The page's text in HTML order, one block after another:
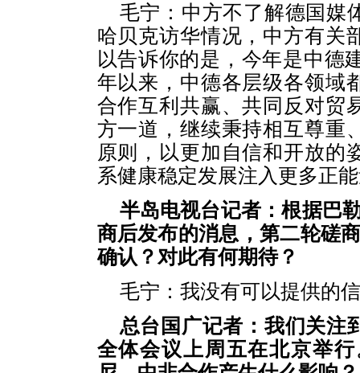
毛宁：中方不了解德国媒
哈贝克访华情况，中方有关
以告诉你的是，今年是中德
年以来，中德各层级各领域
合作互利共赢、共同反对贸
方一道，继续秉持相互尊重
原则，以更加自信和开放的
系健康稳定发展注入更多正
半岛电视台记者：根据巴
商后发布的消息，第二轮磋
确认？对此有何期待？
毛宁：我没有可以提供的
总台国广记者：我们关注
全体会议上周五在北京举